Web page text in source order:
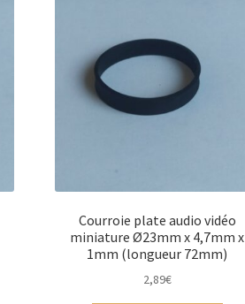
Courroie plate audio vidéo
miniature Ø23mm x 4,7mm x
1mm (longueur 72mm)
2,89€